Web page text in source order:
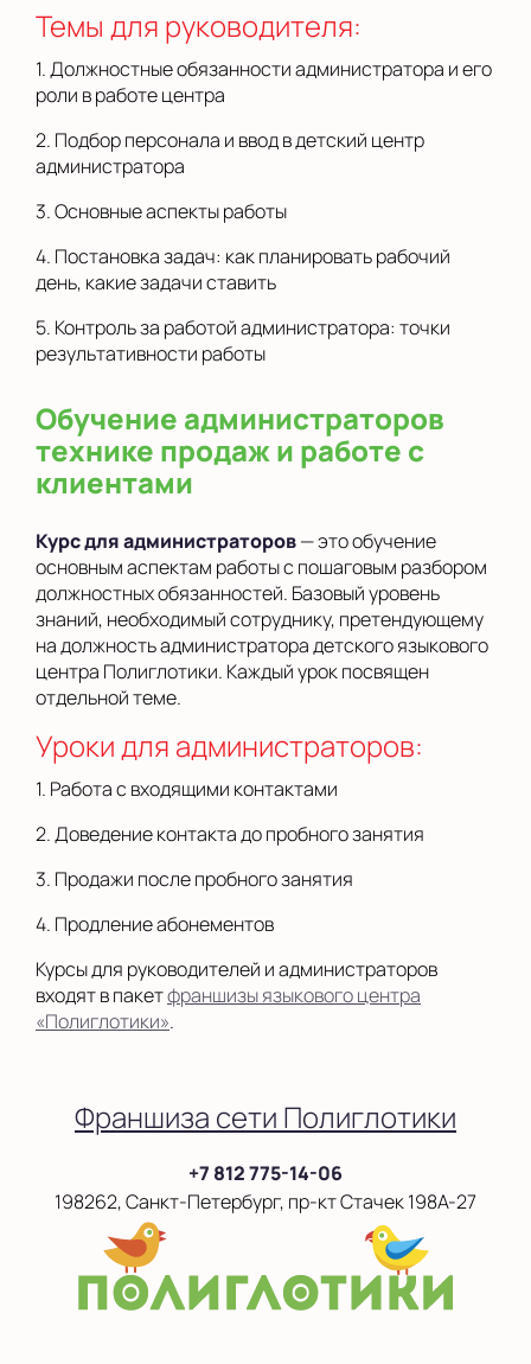
Темы для руководителя:
1. Должностные обязанности администратора и его
роли в работе центра
2. Подбор персонала и ввод в детский центр
администратора
3. Основные аспекты работы
4. Постановка задач: как планировать рабочий
день, какие задачи ставить
5. Контроль за работой администратора: точки
результативности работы
Обучение администраторов
технике продаж и работе с
клиентами
Курс для администраторов— это обучение
основным аспектам работы с пошаговым разбором
должностных обязанностей. Базовый уровень
знаний, необходимый сотруднику, претендующему
на должность администратора детского языкового
центра Полиглотики. Каждый урок посвящен
отдельной теме.
Уроки для администраторов:
1. Работа с входящими контактами
2. Доведение контакта до пробного занятия
3. Продажи после пробного занятия
4. Продление абонементов
Курсы для руководителей и администраторов
входят в пакетфраншизы языкового центра
«Полиглотики».
Франшиза сети Полиглотики
+7 812 775-14-06
198262, Санкт-Петербург, пр-кт Стачек 198А-27